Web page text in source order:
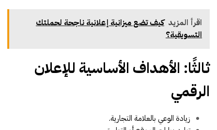
اقرأ المزيد كيف تضع ميزانية إعلانية ناجحة لحملتك
التسويقية؟
ثالثًا: الأهداف الأساسية للإعلان
الرقمي
زيادة الوعي بالعلامة التجارية.